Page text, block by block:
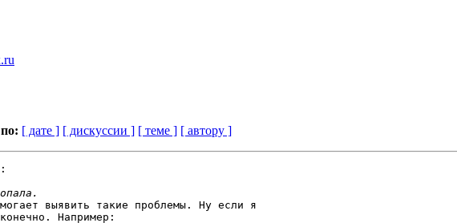
[ дате ] [ дискуссии ] [ теме ] [ автору ]
выявить такие проблемы. Ну если я
Например: